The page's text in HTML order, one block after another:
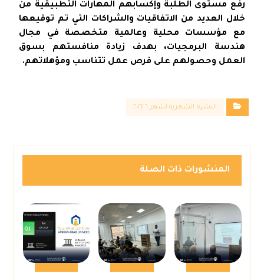
رفع مستوى الطلبة وإكسابهم المهارات التطبيقية من
خلال العديد من الاتفاقيات والشراكات التي تم توقيعها
مع مؤسسات محلية وعالمية متخصصة في مجال
هندسة البرمجيات، بهدف زيادة منافستهم بسوق
العمل وحصولهم على فرص عمل تتناسب ومؤهلاتهم.
النشرة الشهرية لشهر ٦ ٢٠٢٤
المنشورات ذات الصلة